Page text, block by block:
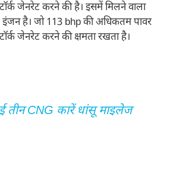
जेनरेट करने की है। इसमें मिलने वाला
इंजन है। जो 113 bhp की अधिकतम पावर
जेनरेट करने की क्षमता रखता है।
तीन CNG कारें धांसू माइलेज